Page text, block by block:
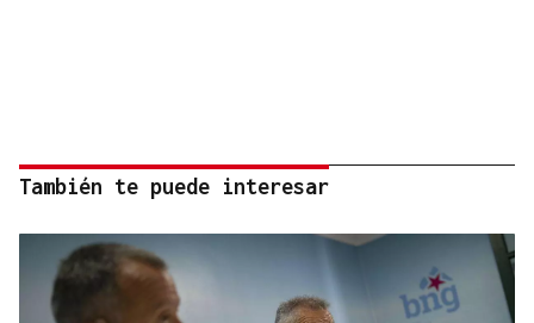
También te puede interesar